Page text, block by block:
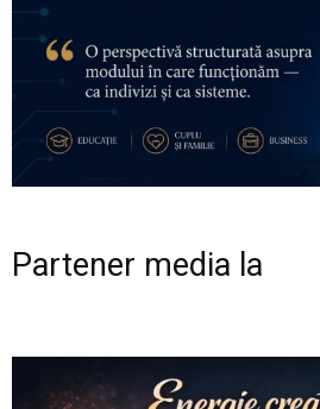
Partener media la